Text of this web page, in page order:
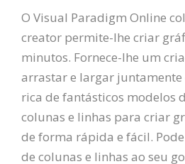
O Visual Paradigm Online
creator permite-lhe criar
minutos. Fornece-lhe um
arrastar e largar juntamente
rica de fantásticos modelos
colunas e linhas para criar
de forma rápida e fácil.
de colunas e linhas ao seu